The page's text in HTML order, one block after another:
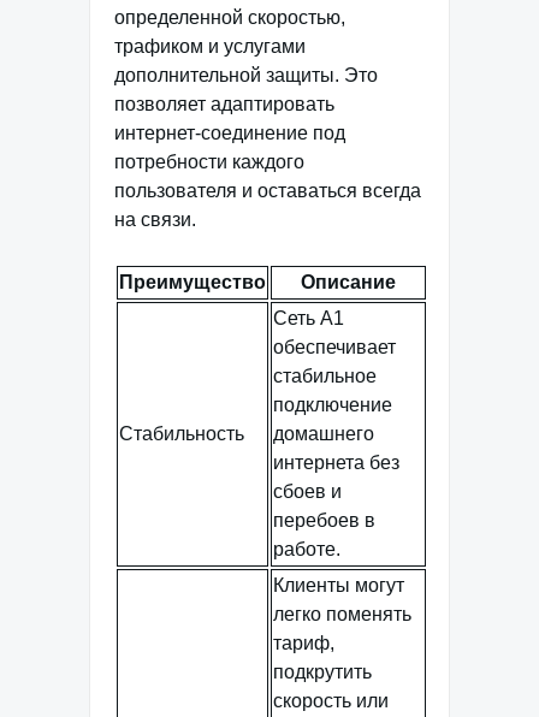
определенной скоростью,
трафиком и услугами
дополнительной защиты. Это
позволяет адаптировать
интернет-соединение под
потребности каждого
пользователя и оставаться всегда
на связи.
Преимущество Описание
Стабильность
Сеть А1
обеспечивает
стабильное
подключение
домашнего
интернета без
сбоев и
перебоев в
работе.
Клиенты могут
легко поменять
тариф,
подкрутить
скорость или